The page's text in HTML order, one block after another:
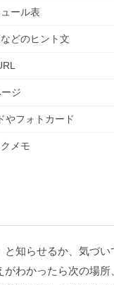
ール表
どのヒント文
ジ
やフォトカード
メモ
知らせるか、気づ
わかったら次の場